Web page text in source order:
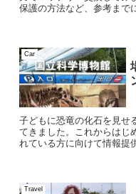
保護の方法など、参考まで
Car
子どもに恐竜の化石を見せ
てきました。これからはじ
れている方に向けて情報提
Travel